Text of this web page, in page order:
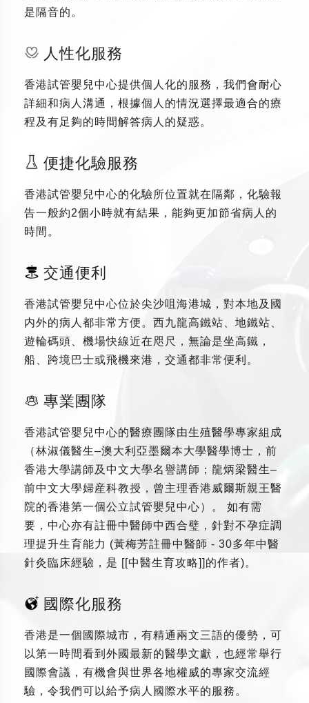
是隔音的。
人性化服務
香港試管嬰兒中心提供個人化的服務，我們會耐心
詳細和病人溝通，根據個人的情況選擇最適合的療
程及有足夠的時間解答病人的疑惑。
便捷化驗服務
香港試管嬰兒中心的化驗所位置就在隔鄰，化驗報
告一般約2個小時就有結果，能夠更加節省病人的
時間。
交通便利
香港試管嬰兒中心位於尖沙咀海港城，對本地及國
内外的病人都非常方便。西九龍高鐵站、地鐵站、
遊輪碼頭、機場快線近在咫尺，無論是坐高鐵，
船、跨境巴士或飛機來港，交通都非常便利。
專業團隊
香港試管嬰兒中心的醫療團隊由生殖醫學專家組成
（林淑儀醫生–澳大利亞墨爾本大學醫學博士，前
香港大學講師及中文大學名譽講師；龍炳梁醫生–
前中文大學婦産科教授，曾主理香港威爾斯親王醫
院的香港第一個公立試管嬰兒中心）。 如有需
要，中心亦有註冊中醫師中西合璧，針對不孕症調
理提升生育能力 (黃梅芳註冊中醫師 - 30多年中醫
針灸臨床經驗，是 [[中醫生育攻略]]的作者)。
國際化服務
香港是一個國際城市，有精通兩文三語的優勢，可
以第一時間看到外國最新的醫學文獻，也經常舉行
國際會議，有機會與世界各地權威的專家交流經
驗，令我們可以給予病人國際水平的服務。